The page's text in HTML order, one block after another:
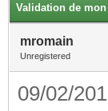
Validation de
mromain
Unregistered
09/02/